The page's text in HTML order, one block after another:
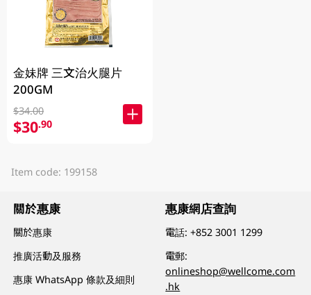
金妹牌 三文治火腿片
200GM
$34.00
$30.90
Item code: 199158
關於惠康
關於惠康
推廣活動及服務
惠康 WhatsApp 條款及細則
惠康網店查詢
電話:+852 3001 1299
電郵:
onlineshop@wellcome.com
.hk